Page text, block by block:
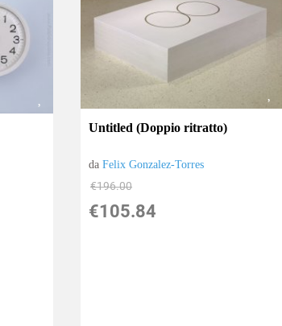
Untitled (Doppio ritratto)
daFelix Gonzalez-Torres
€196.00
€105.84